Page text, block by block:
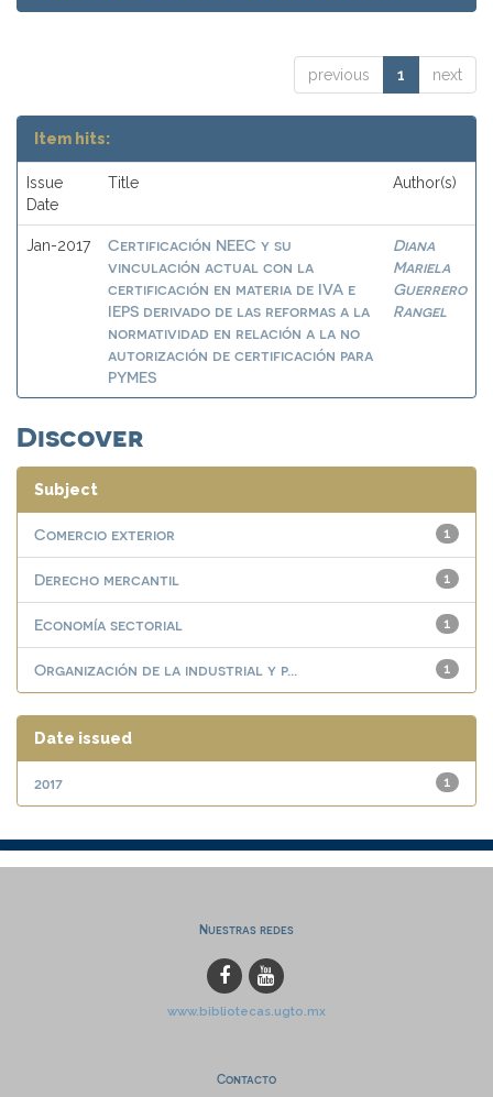
previous 1 next
Item hits:
Issue
Date
Title Author(s)
Jan-2017
Certificación NEEC y su
vinculación actual con la
certificación en materia de IVA e
IEPS derivado de las reformas a la
normatividad en relación a la no
autorización de certificación para
PYMES
Diana
Mariela
Guerrero
Rangel
Discover
Subject
1
Comercio exterior
1
Derecho mercantil
1
Economía sectorial
1
Organización de la industrial y p...
Date issued
1
2017
Nuestras redes
www.bibliotecas.ugto.mx
Contacto